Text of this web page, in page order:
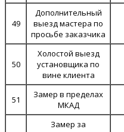
49
Дополнительный
выезд мастера по
просьбе заказчика
50
Холостой выезд
установщика по
вине клиента
51
Замер в пределах
МКАД
Замер за